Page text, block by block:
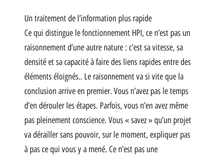
Un traitement de l’information plus rapide
Ce qui distingue le fonctionnement HPI, ce n’est pas un
raisonnement d’une autre nature : c’est sa vitesse, sa
densité et sa capacité à faire des liens rapides entre des
éléments éloignés.. Le raisonnement va si vite que la
conclusion arrive en premier. Vous n’avez pas le temps
d’en dérouler les étapes. Parfois, vous n’en avez même
pas pleinement conscience. Vous « savez » qu’un projet
va dérailler sans pouvoir, sur le moment, expliquer pas
à pas ce qui vous y a mené. Ce n’est pas une